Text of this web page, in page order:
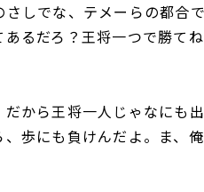
しでな、テメーらの都合で
るだろ？王将一つで勝てね
から王将一人じゃなにも出
歩にも負けんだよ。ま、俺